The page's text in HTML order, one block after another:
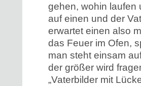
gehen, wohin laufen
auf einen und der
erwartet einen also
das Feuer im Ofen,
man steht einsam
der größer wird
„Vaterbilder mit